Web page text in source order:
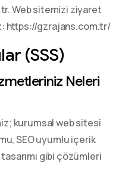
Web sitemizi ziyaret
https://gzrajans.com.tr/
(SSS)
Neleri
kurumsal web sitesi
SEO uyumlu içerik
gibi çözümleri